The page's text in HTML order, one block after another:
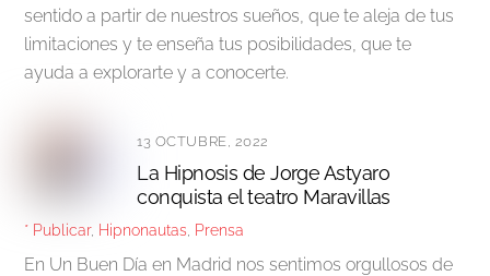
sentido a partir de nuestros sueños, que te aleja de tus
limitaciones y te enseña tus posibilidades, que te
ayuda a explorarte y a conocerte.
13 OCTUBRE, 2022
La Hipnosis de Jorge Astyaro
conquista el teatro Maravillas
* Publicar, Hipnonautas, Prensa
En Un Buen Día en Madrid nos sentimos orgullosos de